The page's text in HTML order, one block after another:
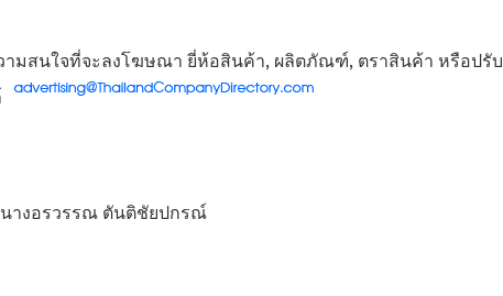
ามสนใจที่จะลงโฆษณา ยี่ห้อสินค้า, ผลิตภัณฑ์, ตราสินค้า หรือปรับ
างอรวรรณ ตันติชัยปกรณ์